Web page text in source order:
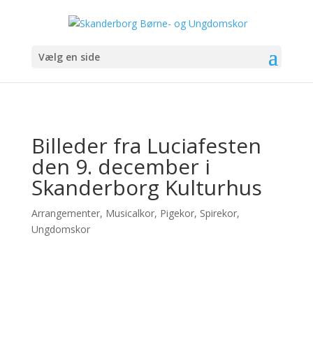
Vælg en side
Billeder fra Luciafesten
den 9. december i
Skanderborg Kulturhus
Arrangementer, Musicalkor, Pigekor, Spirekor,
Ungdomskor